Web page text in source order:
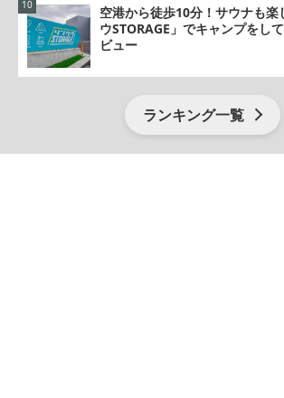
空港から徒歩10分！サウナも楽
ウSTORAGE」でキャンプをし
ビュー
ランキング一覧